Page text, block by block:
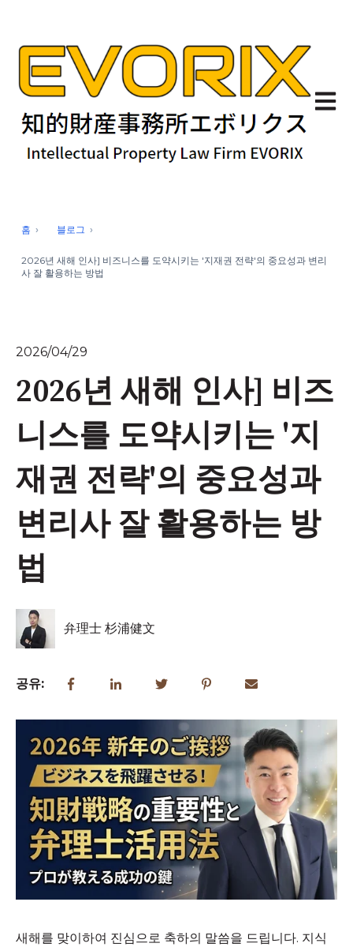
기본
홈 블로그
2026년 새해 인사] 비즈니스를 도약시키는 '지재권 전략'의 중요성과 변리
사 잘 활용하는 방법
2026/04/29
2026년 새해 인사] 비즈
니스를 도약시키는 '지
재권 전략'의 중요성과
변리사 잘 활용하는 방
법
弁理士 杉浦健文
공유:
새해를 맞이하여 진심으로 축하의 말씀을 드립니다. 지식